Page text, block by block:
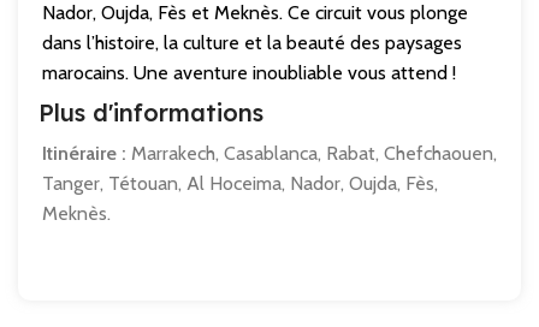
Nador, Oujda, Fès et Meknès. Ce circuit vous plonge
dans l’histoire, la culture et la beauté des paysages
marocains. Une aventure inoubliable vous attend !
Plus d'informations
Itinéraire : Marrakech, Casablanca, Rabat, Chefchaouen,
Tanger, Tétouan, Al Hoceima, Nador, Oujda, Fès,
Meknès.